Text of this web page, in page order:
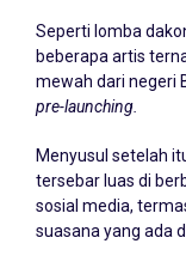
Seperti lomba
beberapa artis
mewah dari negeri
pre-launching.
Menyusul setelah
tersebar luas di
sosial media,
suasana yang ada